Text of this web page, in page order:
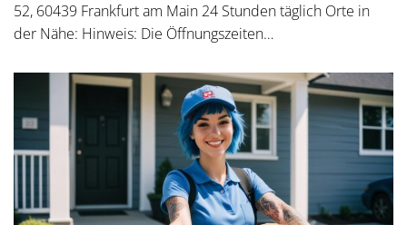
52, 60439 Frankfurt am Main 24 Stunden täglich Orte in
der Nähe: Hinweis: Die Öffnungszeiten…